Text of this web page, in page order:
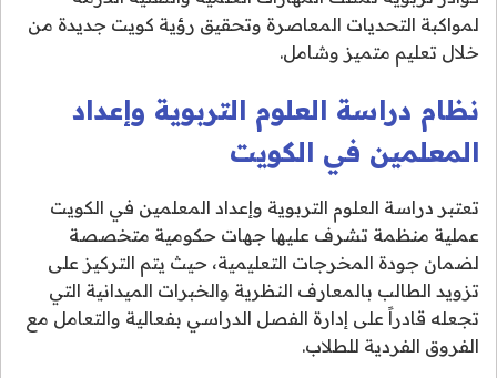
لمواكبة التحديات المعاصرة وتحقيق رؤية كويت جديدة من
خلال تعليم متميز وشامل.
نظام دراسة العلوم التربوية وإعداد
المعلمين في الكويت
تعتبر دراسة العلوم التربوية وإعداد المعلمين في الكويت
عملية منظمة تشرف عليها جهات حكومية متخصصة
لضمان جودة المخرجات التعليمية، حيث يتم التركيز على
تزويد الطالب بالمعارف النظرية والخبرات الميدانية التي
تجعله قادراً على إدارة الفصل الدراسي بفعالية والتعامل مع
الفروق الفردية للطلاب.